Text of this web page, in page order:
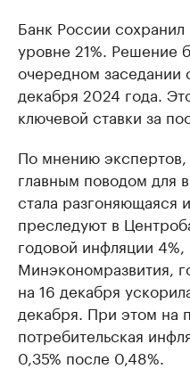
Банк России
уровне 21%. Решение
очередном заседании
декабря 2024 года.
ключевой ставки за
По мнению
главным поводом для
стала разгоняющаяся
преследуют в
годовой инфляции
Минэкономразвития,
на 16 декабря
декабря. При этом на
потребительская
0,35% после 0,48%.